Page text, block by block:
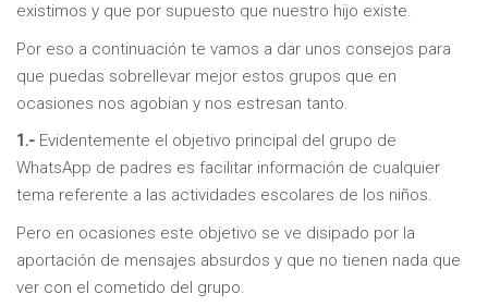
existimos y que por supuesto que nuestro hijo existe.
Por eso a continuación te vamos a dar unos consejos para
que puedas sobrellevar mejor estos grupos que en
ocasiones nos agobian y nos estresan tanto.
1.- Evidentemente el objetivo principal del grupo de
WhatsApp de padres es facilitar información de cualquier
tema referente a las actividades escolares de los niños.
Pero en ocasiones este objetivo se ve disipado por la
aportación de mensajes absurdos y que no tienen nada que
ver con el cometido del grupo.